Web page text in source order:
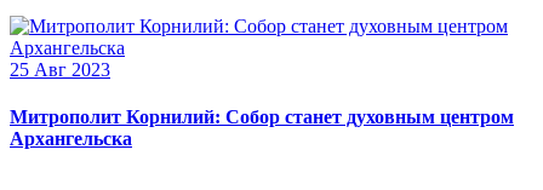
25 Авг 2023
Митрополит Корнилий: Собор станет духовным центром
Архангельска